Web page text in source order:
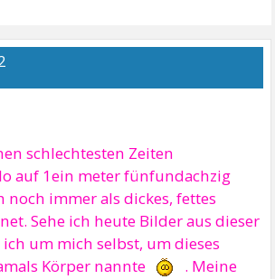
schlechtesten Zeiten
auf 1ein meter fünfundachzig
noch immer als dickes, fettes
Sehe ich heute Bilder aus dieser
um mich selbst, um dieses
Körper nannte
. Meine